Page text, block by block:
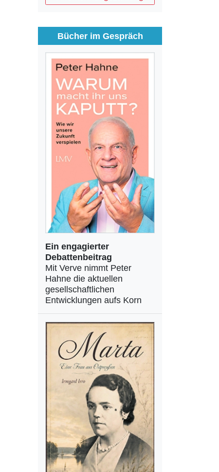
Bücher im Gespräch
Ein engagierter
Debattenbeitrag
Mit Verve nimmt Peter
Hahne die aktuellen
gesellschaftlichen
Entwicklungen aufs Korn